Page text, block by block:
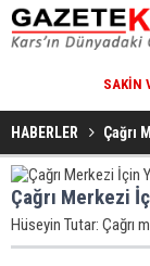
SAKIN
HABERLER Çağrı
Çağrı Merkezi
Hüseyin Tutar: Çağrı